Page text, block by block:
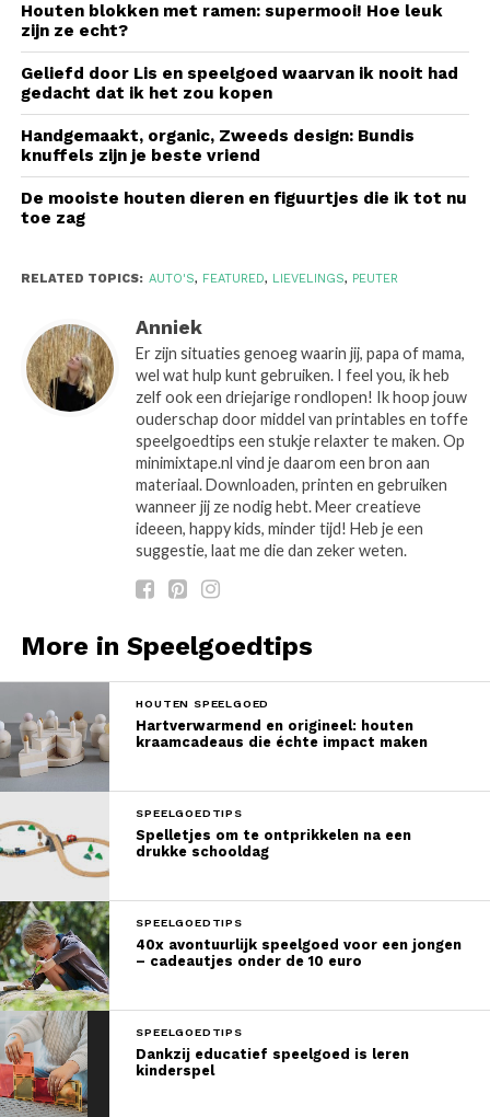
Houten blokken met ramen: supermooi! Hoe leuk
zijn ze echt?
Geliefd door Lis en speelgoed waarvan ik nooit had
gedacht dat ik het zou kopen
Handgemaakt, organic, Zweeds design: Bundis
knuffels zijn je beste vriend
De mooiste houten dieren en figuurtjes die ik tot nu
toe zag
RELATED TOPICS: AUTO'S, FEATURED, LIEVELINGS, PEUTER
Anniek
Er zijn situaties genoeg waarin jij, papa of mama,
wel wat hulp kunt gebruiken. I feel you, ik heb
zelf ook een driejarige rondlopen! Ik hoop jouw
ouderschap door middel van printables en toffe
speelgoedtips een stukje relaxter te maken. Op
minimixtape.nl vind je daarom een bron aan
materiaal. Downloaden, printen en gebruiken
wanneer jij ze nodig hebt. Meer creatieve
ideeen, happy kids, minder tijd! Heb je een
suggestie, laat me die dan zeker weten.
More in Speelgoedtips
HOUTEN SPEELGOED
Hartverwarmend en origineel: houten
kraamcadeaus die échte impact maken
SPEELGOEDTIPS
Spelletjes om te ontprikkelen na een
drukke schooldag
SPEELGOEDTIPS
40x avontuurlijk speelgoed voor een jongen
– cadeautjes onder de 10 euro
SPEELGOEDTIPS
Dankzij educatief speelgoed is leren
kinderspel